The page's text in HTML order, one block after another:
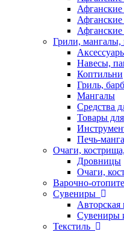
Грили, мангалы,
Навесы,
Коптильни
Гриль,
Мангалы
Средства
Товары
Печь-
Очаги,
Дровницы
Очаги,
Варочно-
Сувениры
Авторская
Сувениры
Текстиль